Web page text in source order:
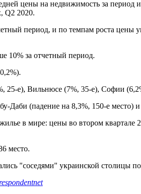
цены на недвижимость за
Q2 2020.
период, и по темпам роста цены
10% за отчетный период.
25-е), Вильнюсе (7%, 35-е), Софии
(падение на 8,3%, 150-е место)
в мире: цены во втором
место.
"соседями" украинской столицы